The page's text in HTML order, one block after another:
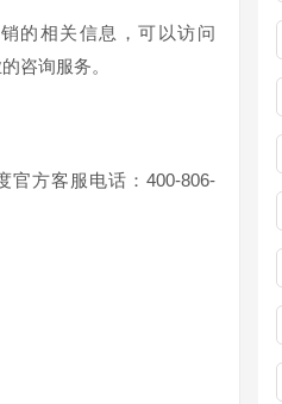
的相关信息，可以访问
咨询服务。
方客服电话：400-806-